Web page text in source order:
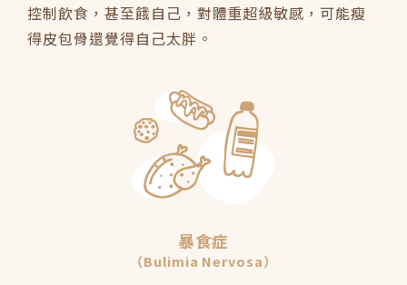
控制飲食，甚至餓自己，對體重超級敏感，可能瘦
得皮包骨還覺得自己太胖。
暴食症
（Bulimia Nervosa）